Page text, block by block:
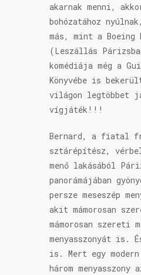
akarnak menni,
bohózatához
más, mint a Boeing
(Leszállás
komédiája még a
Könyvébe is
világon legtöbbet
vígjáték!!!
Bernard, a fiatal
sztárépítész,
menő lakásából
panorámájában
persze meseszép
akit mámorosan
mámorosan szereti
menyasszonyát is.
is. Mert egy
három